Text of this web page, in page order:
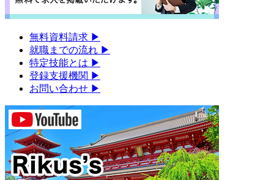
無料資料請求 ▶︎
就職までの流れ ▶︎
特定技能とは ▶︎
登録支援機関 ▶︎
お問い合わせ ▶︎